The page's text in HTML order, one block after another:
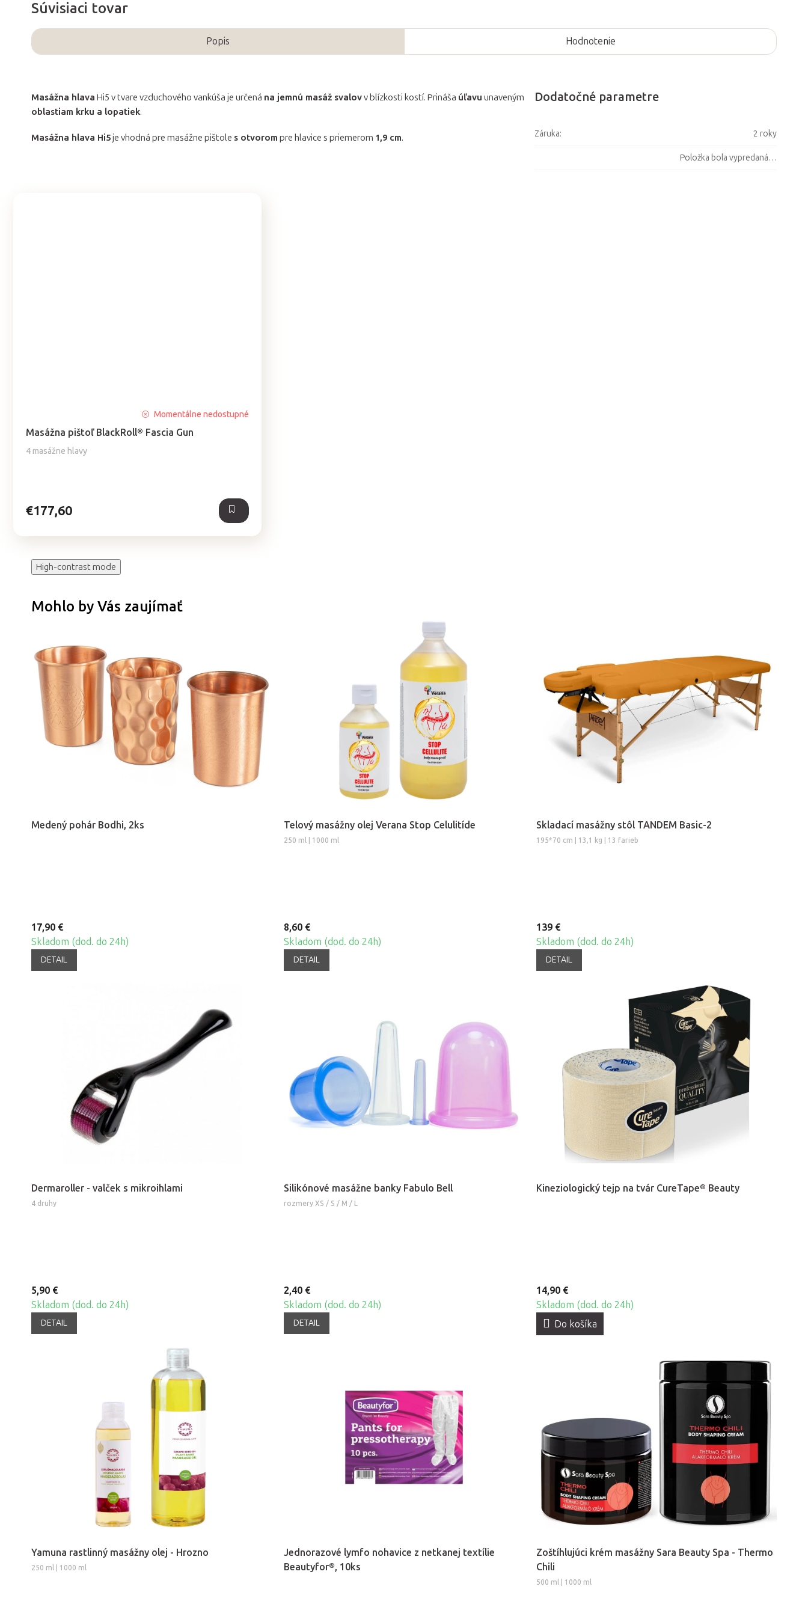
Súvisiaci tovar
Masážna pištoľ BlackRoll® Fascia Gun
4 masážne hlavy
hodnotenie
produktu
je
Momentálne nedostupné
€177,60
Popis Hodnotenie
Masážna hlava Hi5 v tvare vzduchového vankúša je určená na jemnú masáž svalovv blízkosti kostí. Prináša úľavu unaveným
oblastiam krku a lopatiek.
Masážna hlava Hi5je vhodná pre masážne pištole s otvorom pre hlavice s priemerom 1,9 cm.
Dodatočné parametre
Záruka: 2 roky
Položka bola vypredaná…
High-contrast mode
Mohlo by Vás zaujímať
Medený pohár Bodhi, 2ks
17,90 €
Skladom (dod. do 24h)
DETAIL
Telový masážny olej Verana Stop Celulitíde
250 ml | 1000 ml
8,60 €
Skladom (dod. do 24h)
DETAIL
Skladací masážny stôl TANDEM Basic-2
195*70 cm | 13,1 kg | 13 farieb
139 €
Skladom (dod. do 24h)
DETAIL
Dermaroller - valček s mikroihlami
4 druhy
5,90 €
Skladom (dod. do 24h)
DETAIL
Silikónové masážne banky Fabulo Bell
rozmery XS / S / M / L
2,40 €
Skladom (dod. do 24h)
DETAIL
Kineziologický tejp na tvár CureTape® Beauty
14,90 €
Skladom (dod. do 24h)
Do košíka
Yamuna rastlinný masážny olej - Hrozno
250 ml | 1000 ml
Jednorazové lymfo nohavice z netkanej textílie
Beautyfor®, 10ks
Zoštíhlujúci krém masážny Sara Beauty Spa - Thermo
Chili
500 ml | 1000 ml